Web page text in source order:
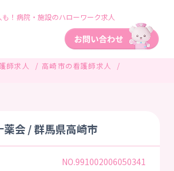
！病院・施設のハローワーク求人
師求人
高崎市の看護師求人
薬会 / 群馬県高崎市
NO.991002006050341